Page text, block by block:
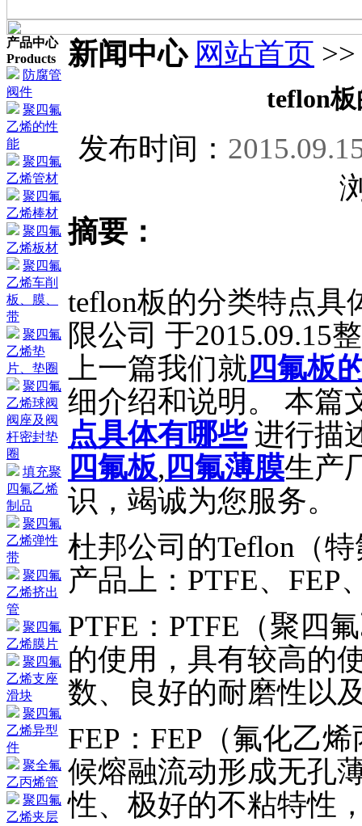
产品中心
Products
防腐管
阀件
聚四氟
乙烯的性
能
聚四氟
乙烯管材
聚四氟
乙烯棒材
聚四氟
乙烯板材
聚四氟
乙烯车削
板、膜、
带
聚四氟
乙烯垫
片、垫圈
聚四氟
乙烯球阀
阀座及阀
杆密封垫
圈
填充聚
四氟乙烯
制品
聚四氟
乙烯弹性
带
聚四氟
乙烯挤出
管
聚四氟
乙烯膜片
聚四氟
乙烯支座
滑块
聚四氟
乙烯异型
件
聚全氟
乙丙烯管
聚四氟
乙烯夹层
新闻中心 网站首页
teflon
发布时间：
摘要：
teflon板的分类特点具
限公司 于2015.09.15
上一篇我们就 四氟板
细介绍和说明。 本篇
点具体有哪些进行描
四氟板, 四氟薄膜生产
识，竭诚为您服务。
杜邦公司的Teflon（
产品上：PTFE、FEP
PTFE：PTFE（聚四
的使用，具有较高的
数、良好的耐磨性以
FEP：FEP（氟化乙
候熔融流动形成无孔
性、极好的不粘特性